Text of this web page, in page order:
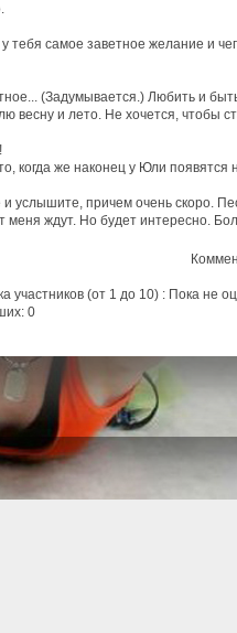
тебя самое заветное желание и
(Задумывается.) Любить и
весну и лето. Не хочется, чтобы
когда же наконец у Юли
услышите, причем очень скоро.
меня ждут. Но будет интересно.
участников (от 1 до 10) : Пока не
0